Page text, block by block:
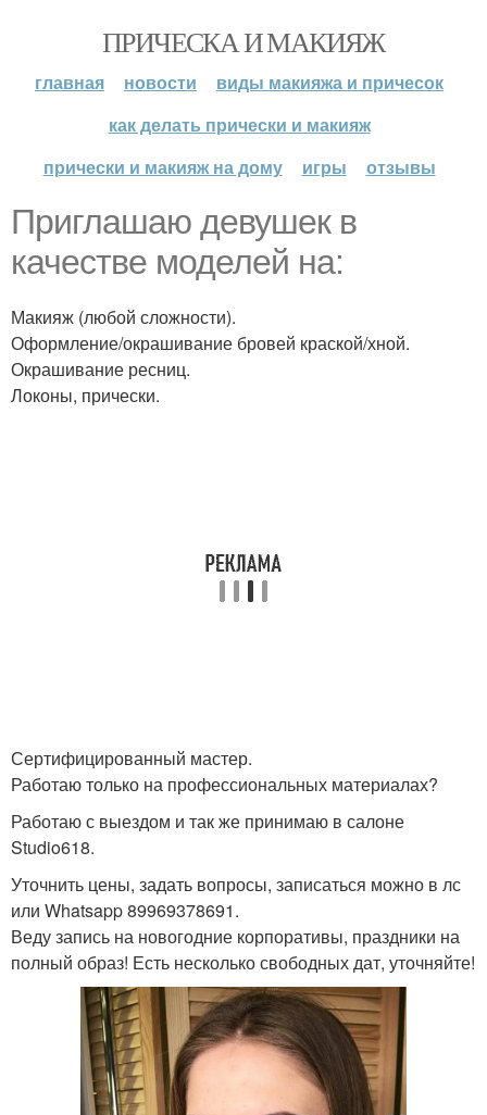
ПРИЧЕСКА И МАКИЯЖ
главная новости
виды макияжа и причесок
как делать прически и макияж
прически и макияж на дому
игры отзывы
Приглашаю девушек в
качестве моделей на:
Макияж (любой сложности).
Оформление/окрашивание бровей краской/хной.
Окрашивание ресниц.
Локоны, прически.
Сертифицированный мастер.
Работаю только на профессиональных материалах?
Работаю с выездом и так же принимаю в салоне
Studio618.
Уточнить цены, задать вопросы, записаться можно в лс
или Whatsapp 89969378691.
Веду запись на новогодние корпоративы, праздники на
полный образ! Есть несколько свободных дат, уточняйте!